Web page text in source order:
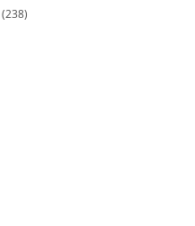
(238)